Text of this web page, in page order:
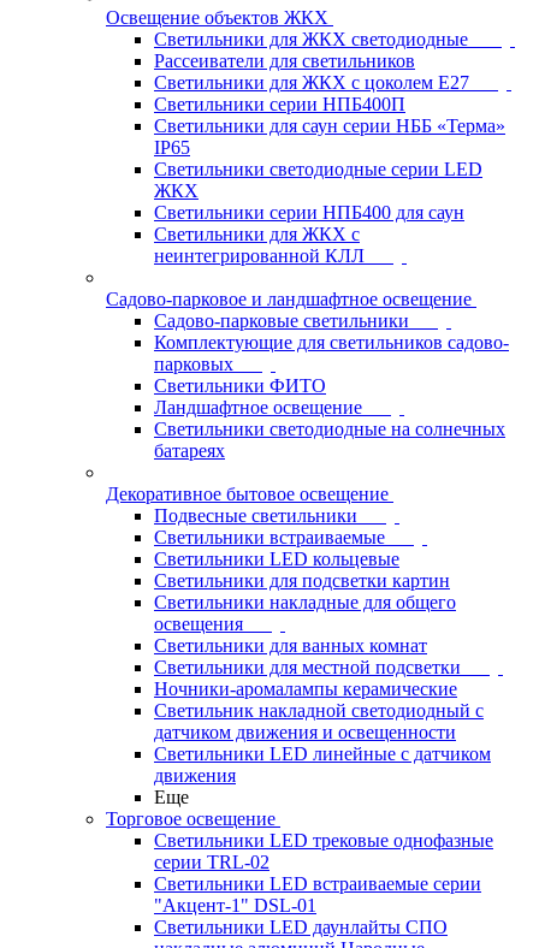
Освещение объектов ЖКХ
Светильники для ЖКХ светодиодные
Рассеиватели для светильников
Светильники для ЖКХ с цоколем Е27
Светильники серии НПБ400П
Светильники для саун серии НББ «Терма»
IP65
Светильники светодиодные серии LED
ЖКХ
Светильники серии НПБ400 для саун
Светильники для ЖКХ с
неинтегрированной КЛЛ
Садово-парковое и ландшафтное освещение
Садово-парковые светильники
Комплектующие для светильников садово-
парковых
Светильники ФИТО
Ландшафтное освещение
Светильники светодиодные на солнечных
батареях
Декоративное бытовое освещение
Подвесные светильники
Светильники встраиваемые
Светильники LED кольцевые
Светильники для подсветки картин
Светильники накладные для общего
освещения
Светильники для ванных комнат
Светильники для местной подсветки
Ночники-аромалампы керамические
Светильник накладной светодиодный с
датчиком движения и освещенности
Светильники LED линейные с датчиком
движения
Еще
Торговое освещение
Светильники LED трековые однофазные
серии TRL-02
Светильники LED встраиваемые серии
"Акцент-1" DSL-01
Светильники LED даунлайты СПО